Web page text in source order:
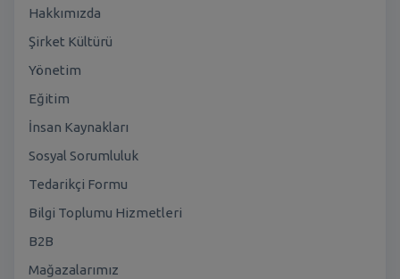
Hakkımızda
Şirket Kültürü
Yönetim
Eğitim
İnsan Kaynakları
Sosyal Sorumluluk
Tedarikçi Formu
Bilgi Toplumu Hizmetleri
B2B
Mağazalarımız